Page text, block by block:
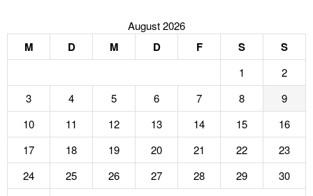
August 2026
M D M D F S S
1
2
3
4 5 6 7 8
9
10
11 12 13 14 15
16
17
18 19 20 21 22
23
24
25 26 27 28 29
30